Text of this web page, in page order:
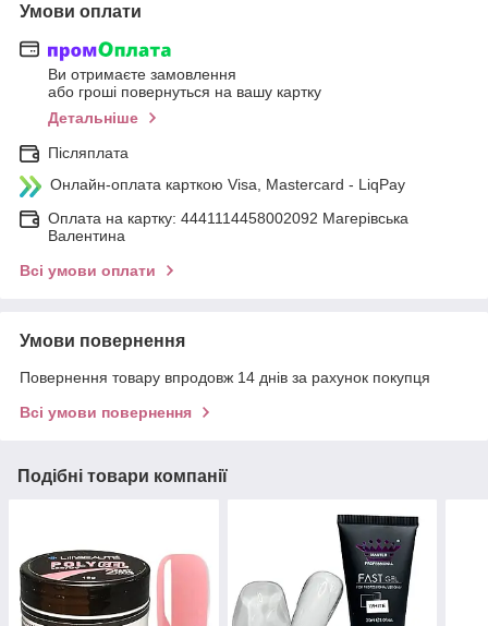
Умови оплати
Ви отримаєте замовлення
або гроші повернуться на вашу картку
Детальніше
Післяплата
Онлайн-оплата карткою Visa, Mastercard - LiqPay
Оплата на картку: 4441114458002092 Магерівська
Валентина
Всі умови оплати
Умови повернення
Повернення товару впродовж 14 днів за рахунок покупця
Всі умови повернення
Подібні товари компанії